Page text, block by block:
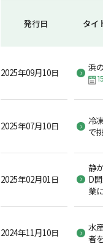
発行日 タイ
2025年09月10日 浜
2025年07月10日
冷
で
2025年02月01日
静
D
業
2024年11月10日
水
者